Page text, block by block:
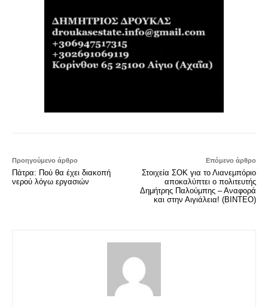
Προηγούμενο άρθρο
Πάτρα: Πού θα έχει διακοπή
νερού λόγω εργασιών
Επόμενο άρθρο
Στοιχεία ΣΟΚ για το Λιανεμπόριο
αποκαλύπτει ο πολιτευτής
Δημήτρης Παλούμπης – Αναφορά
και στην Αιγιάλεια! (ΒΙΝΤΕΟ)